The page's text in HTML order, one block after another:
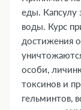
еды. Капсулу
воды. Курс
достижения
особи,
токсинов и
гельминтов,